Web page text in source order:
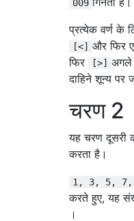
009
प्रत्येक वर्ण के
[<] और फिर
फिर
[>] अगले
दाहिने शून्य पर
चरण 2
यह चरण दूसरी
करता है।
1, 3, 5,
करते हुए, यह
।